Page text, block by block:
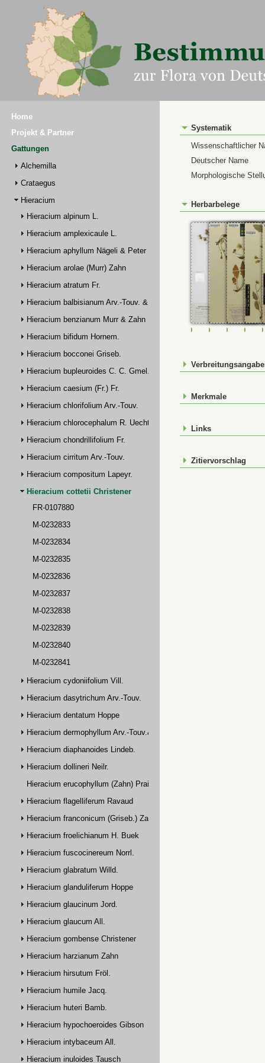
Home
Projekt & Partner
Gattungen
Alchemilla
Crataegus
Hieracium
Hieracium alpinum L.
Hieracium amplexicaule L.
Hieracium aphyllum Nägeli & Peter
Hieracium arolae (Murr) Zahn
Hieracium atratum Fr.
Hieracium balbisianum Arv.-Touv. & Briq.
Hieracium benzianum Murr & Zahn
Hieracium bifidum Hornem.
Hieracium bocconei Griseb.
Hieracium bupleuroides C. C. Gmel.
Hieracium caesium (Fr.) Fr.
Hieracium chlorifolium Arv.-Touv.
Hieracium chlorocephalum R. Uechtr.
Hieracium chondrillifolium Fr.
Hieracium cirritum Arv.-Touv.
Hieracium compositum Lapeyr.
Hieracium cottetii Christener
FR-0107880
M-0232833
M-0232834
M-0232835
M-0232836
M-0232837
M-0232838
M-0232839
M-0232840
M-0232841
Hieracium cydoniifolium Vill.
Hieracium dasytrichum Arv.-Touv.
Hieracium dentatum Hoppe
Hieracium dermophyllum Arv.-Touv.& Briq.
Hieracium diaphanoides Lindeb.
Hieracium dollineri Neilr.
Hieracium erucophyllum (Zahn) Prain
Hieracium flagelliferum Ravaud
Hieracium franconicum (Griseb.) Zahn
Hieracium froelichianum H. Buek
Hieracium fuscocinereum Norrl.
Hieracium glabratum Willd.
Hieracium glanduliferum Hoppe
Hieracium glaucinum Jord.
Hieracium glaucum All.
Hieracium gombense Christener
Hieracium harzianum Zahn
Hieracium hirsutum Fröl.
Hieracium humile Jacq.
Hieracium huteri Bamb.
Hieracium hypochoeroides Gibson
Hieracium intybaceum All.
Hieracium inuloides Tausch
Systematik
Wissenschaftlicher
Deutscher Name
Morphologische
Herbarbelege
FR-0107880M-0232833
M- M-
Merkmale
Links
Zitiervorschlag